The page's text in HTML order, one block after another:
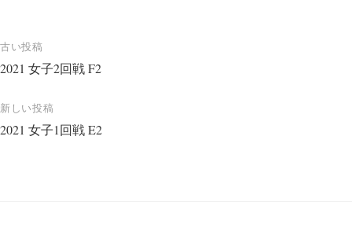
投
稿
ナ
ビ
古い投稿
2021 女子2回戦 F2
新しい投稿
2021 女子1回戦 E2